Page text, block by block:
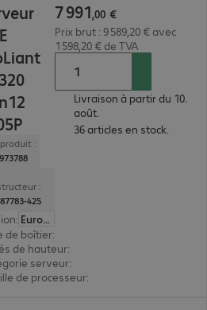
produit :
:
425
:
Europe
de boîtier:
de hauteur:
serveur:
de processeur:
7991,00 €
Prix brut : 9 589,20 € avec
1 598,20 € de TVA
Livraison à partir du 10.
août.
36 articles en stock.